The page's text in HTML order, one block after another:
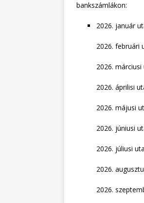
bankszámlákon:
január
februári
márciusi
áprilisi
májusi
júniusi
júliusi